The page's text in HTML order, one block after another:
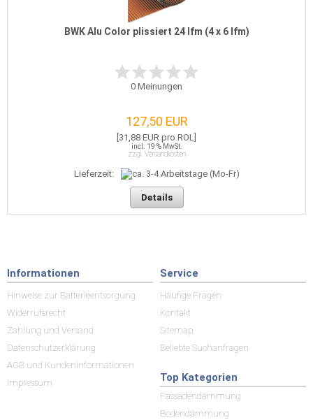
BWK Alu Color plissiert 24 lfm (4 x 6 lfm)
0 Meinungen
127,50 EUR
[31,88 EUR pro ROL]
incl. 19 % MwSt.
zzgl. Versandkosten
Lieferzeit:
Details
Informationen
Hinweise zur Batterieentsorgung
Widerrufsrecht
Zahlung und Versand
Datenschutzerklärung
AGB und Kundeninformationen
Impressum
Service
Häufige Fragen
Kontakt
Sitemap
Beliebte Suchanfragen
Top Kategorien
Fassadendämmung
Bodendämmung